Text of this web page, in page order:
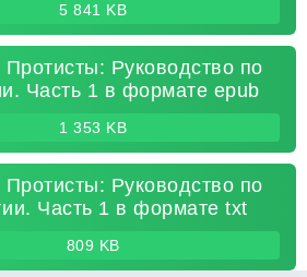
5 841 KB
Протисты: Руководство по
Часть 1 в формате epub
1 353 KB
Протисты: Руководство по
Часть 1 в формате txt
809 KB